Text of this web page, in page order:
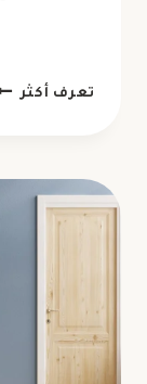
تعرف أكثر
ت: